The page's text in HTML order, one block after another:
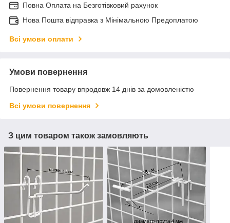
Повна Оплата на Безготівковий рахунок
Нова Пошта відправка з Мінімальною Предоплатою
Всі умови оплати
Умови повернення
Повернення товару впродовж 14 днів за домовленістю
Всі умови повернення
З цим товаром також замовляють